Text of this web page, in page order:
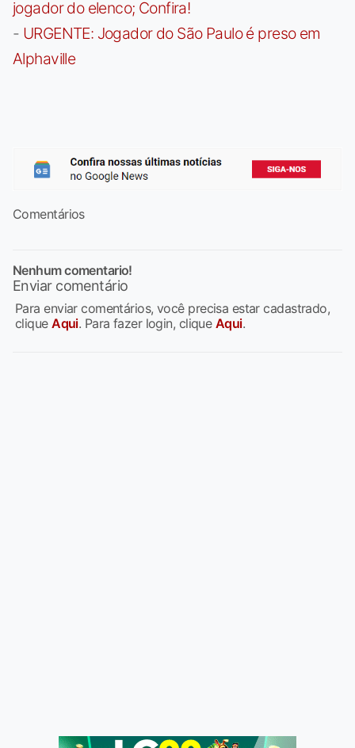
jogador do elenco; Confira!
- URGENTE: Jogador do São Paulo é preso em
Alphaville
Comentários
Nenhum comentario!
Enviar comentário
Para enviar comentários, você precisa estar cadastrado,
cliqueAqui. Para fazer login, clique Aqui.